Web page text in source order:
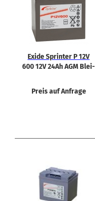
Exide Sprin­ter P 12V
600 12V 24Ah AGM Blei­
Preis auf Anfrage